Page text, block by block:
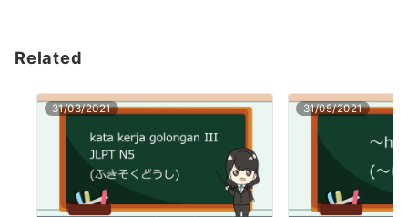
Related
31/03/2021 31/05/2021